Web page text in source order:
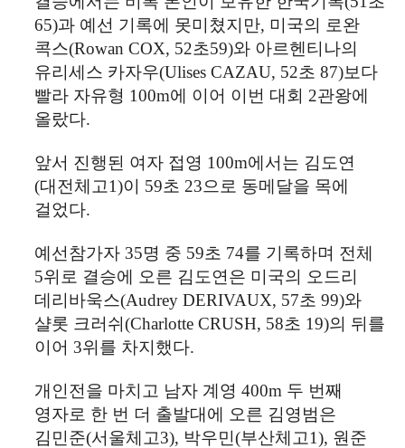
65)과 예선 기록에 못미쳤지만, 미국의 로완
콕스(Rowan COX, 52초59)와 아르헨티나의
유리세스 카자우(Ulises CAZAU, 52초 87)보다
빨라 자유형 100m에 이어 이번 대회 2관왕에
올랐다.
앞서 진행된 여자 접영 100m에서는 김도연
(대전체고1)이 59초 23으로 동메달을 목에
걸었다.
예선참가자 35명 중 59초 74를 기록하며 전체
5위로 결승에 오른 김도연은 미국의 오드리
데리바욱스(Audrey DERIVAUX, 57초 99)와
샬롯 크러쉬 (Charlotte CRUSH, 58초 19)의 뒤를
이어 3위를 차지했다.
개인전을 마치고 남자 계영 400m 두 번째
영자로 한 번 더 출발대에 오른 김영범은
김민준(서울체고3), 박우민(부산체고1), 원준